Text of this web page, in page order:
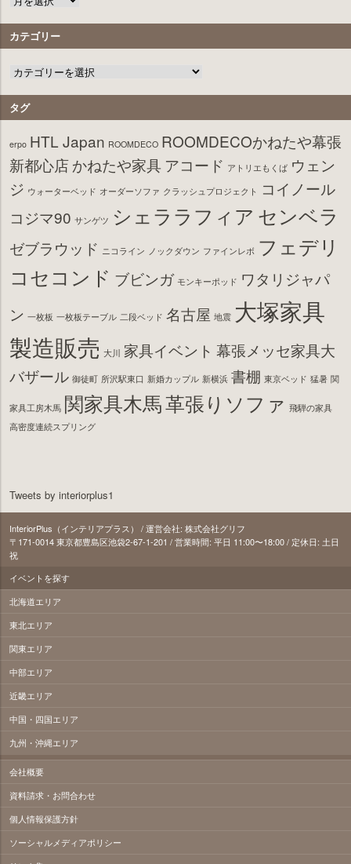
カテゴリー
タグ
erpo HTL Japan ROOMDECO ROOMDECOかねたや幕張
新都心店かねたや家具 アコード アトリエもくば ウェン
ジ ウォーターベッド オーダーソファ クラッシュプロジェクト
コイノール
コジマ90 サンゲツ シェララフィア センベラ
ゼブラウッド ニコライン ノックダウン ファインレボ フェデリ
コセコンド ブビンガ モンキーポッド ワタリジャパ
ン 一枚板 一枚板テーブル 二段ベッド 名古屋 地震 大塚家具
製造販売 大川 家具イベント 幕張メッセ家具大
バザール 御徒町 所沢駅東口 新婚カップル 新横浜 書棚 東京ベッド 猛暑 関
家具工房木馬 関家具木馬革張りソファ 飛騨の家具
高密度連続スプリング
Tweets by interiorplus1
InteriorPlus（インテリアプラス） / 運営会社: 株式会社グリフ
〒171‐0014 東京都豊島区池袋2-67-1-201 / 営業時間: 平日 11:00〜18:00 / 定休日: 土日
祝
イベントを探す
北海道エリア
東北エリア
関東エリア
中部エリア
近畿エリア
中国・四国エリア
九州・沖縄エリア
会社概要
資料請求・お問合わせ
個人情報保護方針
ソーシャルメディアポリシー